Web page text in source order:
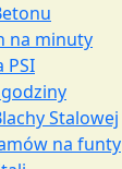
na minuty
PSI
Stalowej
na funty